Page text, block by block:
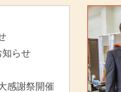
知らせ
感謝祭開催